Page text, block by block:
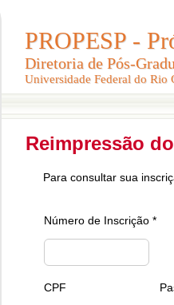
PROPESP -
Diretoria de Pós-
Universidade Federal do Rio
PROPESP -
Diretoria de Pós-
Universidade Federal do Rio
Reimpressão
Para consultar sua
Número de Inscrição *
CPF